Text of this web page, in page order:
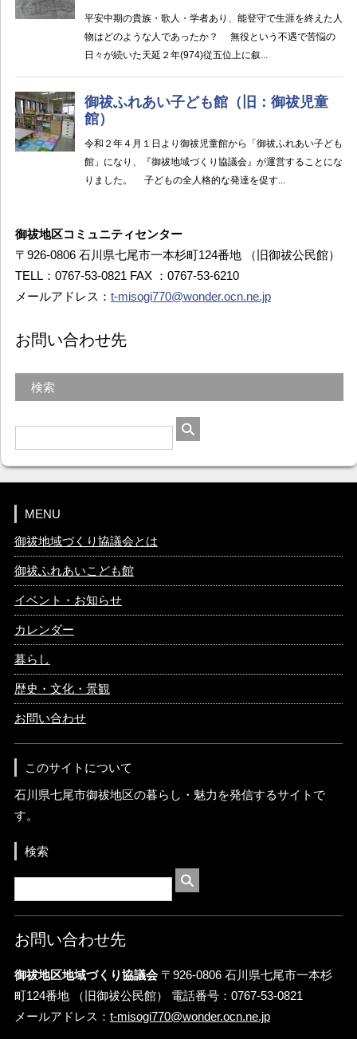
御祓地区コミュニティセンター
〒926-0806 石川県七尾市一本杉町124番地 （旧御祓公民館）
TELL：0767-53-0821 FAX ：0767-53-6210
メールアドレス： t-misogi770@wonder.ocn.ne.jp
お問い合わせ先
検索
MENU
御祓地域づくり協議会とは
御祓ふれあいこども館
イベント・お知らせ
カレンダー
暮らし
歴史・文化・景観
お問い合わせ
このサイトについて
石川県七尾市御祓地区の暮らし・魅力を発信するサイトで
す。
検索
お問い合わせ先
御祓地区地域づくり協議会〒926-0806 石川県七尾市一本杉
町124番地 （旧御祓公民館） 電話番号：0767-53-0821
メールアドレス： t-misogi770@wonder.ocn.ne.jp